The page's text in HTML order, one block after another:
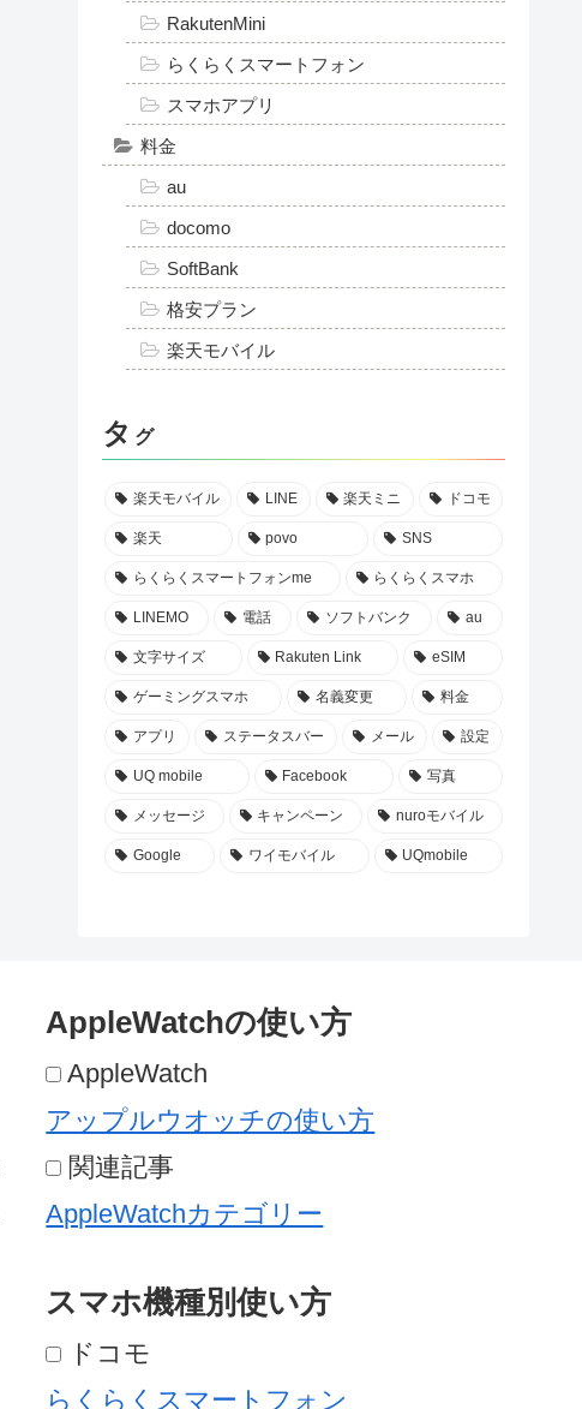
RakutenMini
らくらくスマートフォン
スマホアプリ
料金
au
docomo
SoftBank
格安プラン
楽天モバイル
タ グ
楽天モバイル LINE 楽天ミニ ドコモ
楽天 povo SNS
らくらくスマートフォンme らくらくスマホ
LINEMO 電話 ソフトバンク au
文字サイズ Rakuten Link eSIM
ゲーミングスマホ 名義変更 料金
アプリ ステータスバー メール 設定
UQ mobile Facebook 写真
メッセージ キャンペーン nuroモバイル
Google ワイモバイル UQmobile
AppleWatchの使い方
AppleWatch
アップルウオッチの使い方
関連記事
AppleWatchカテゴリー
スマホ機種別使い方
ドコモ
らくらくスマートフォン